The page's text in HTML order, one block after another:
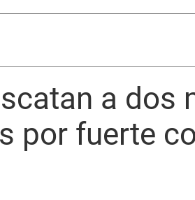
a dos
por fuerte